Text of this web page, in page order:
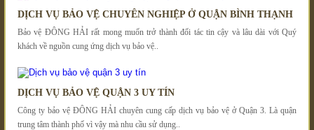
DỊCH VỤ BẢO VỆ CHUYÊN NGHIỆP Ở QUẬN BÌNH THẠNH
Bảo vệ ĐÔNG HẢI rất mong muốn trở thành đối tác tin cậy và lâu dài với Quý
khách về nguồn cung ứng dịch vụ bảo vệ..
DỊCH VỤ BẢO VỆ QUẬN 3 UY TÍN
Công ty bảo vệ ĐÔNG HẢI chuyên cung cấp dịch vụ bảo vệ ở Quận 3. Là quận
trung tâm thành phố vì vậy mà nhu cầu sử dụng..